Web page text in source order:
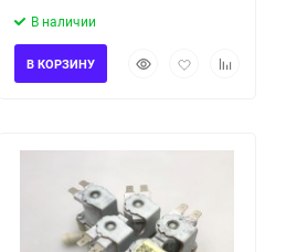
В наличии
БыстрыйДобавитьДобавить
В КОРЗИНУ